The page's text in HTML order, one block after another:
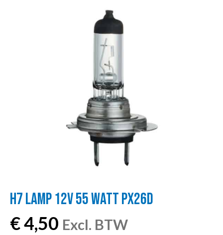
H7 LAMP 12V 55 WATT PX26D
€4,50 Excl. BTW